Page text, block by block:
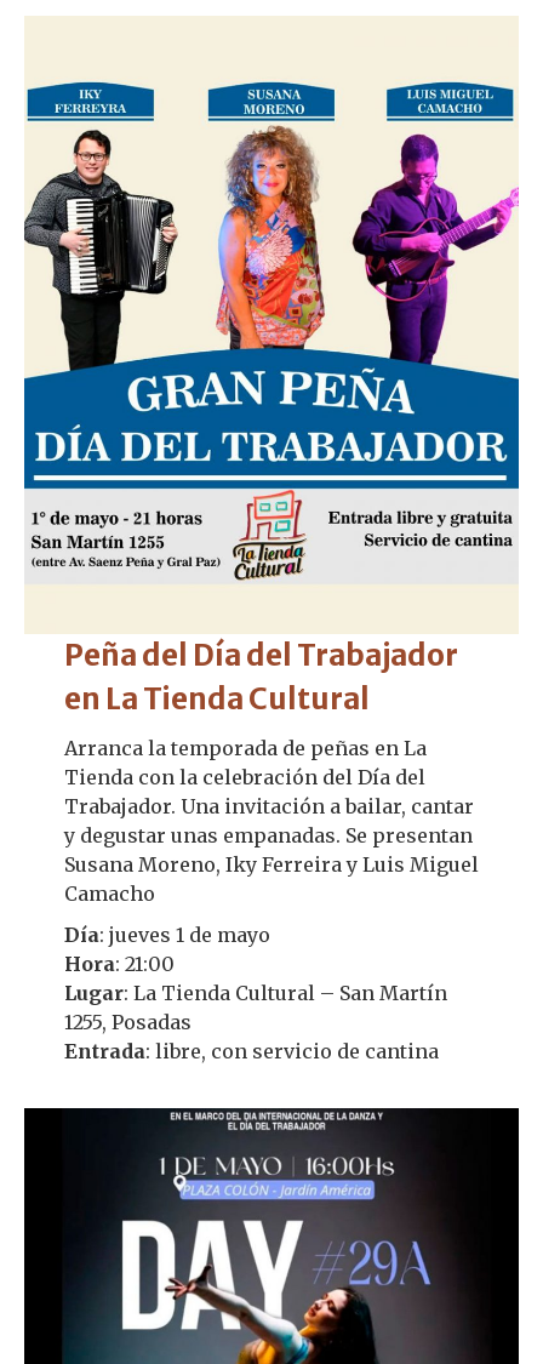
Peña del Día del Trabajador
en La Tienda Cultural
Arranca la temporada de peñas en La
Tienda con la celebración del Día del
Trabajador. Una invitación a bailar, cantar
y degustar unas empanadas. Se presentan
Susana Moreno, Iky Ferreira y Luis Miguel
Camacho
Día: jueves 1 de mayo
Hora: 21:00
Lugar: La Tienda Cultural – San Martín
1255, Posadas
Entrada: libre, con servicio de cantina